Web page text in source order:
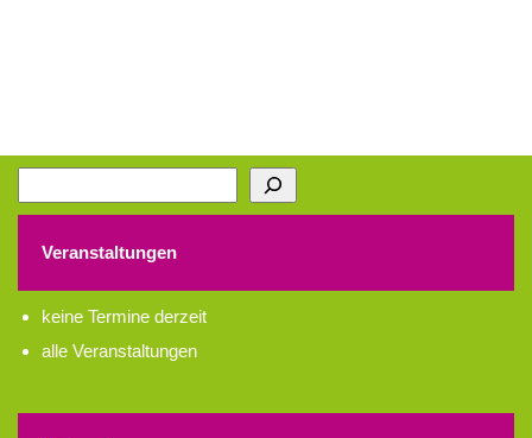
Veranstaltungen
keine Termine derzeit
alle Veranstaltungen